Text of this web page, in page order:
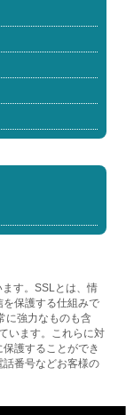
す。SSLとは、情
保護する仕組みで
に強力なものも含
います。これらに対
護することができ
話番号などお客様の